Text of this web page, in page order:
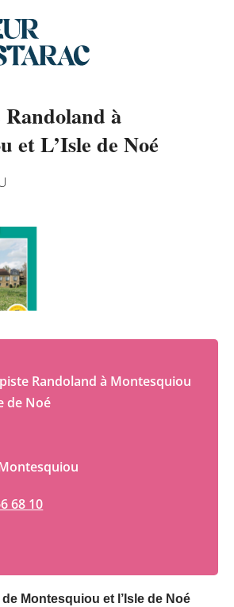
des cookies
à
et L’Isle de Noé
Montesquiou et l’Isle de Noé
Randoland à Montesquiou
de Noé
68 10